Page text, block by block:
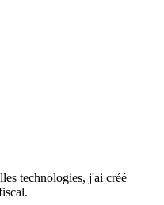
si les conditions sont
technologies, j'ai créé